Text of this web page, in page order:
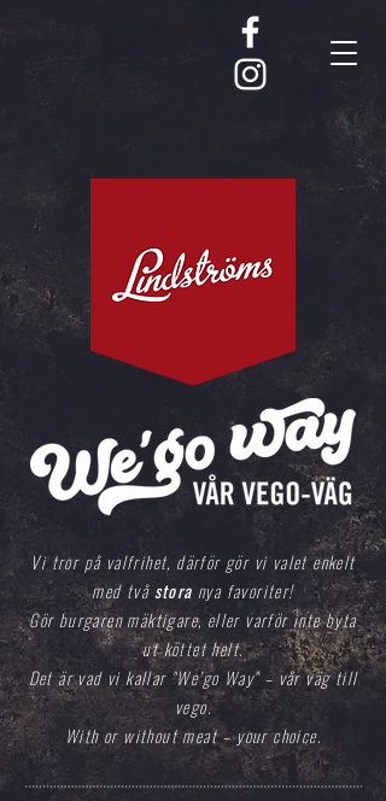
Vi tror på valfrihet, därför gör vi valet enkelt
med tvåstora nya favoriter!
Gör burgaren mäktigare, eller varför inte byta
ut köttet helt.
Det är vad vi kallar "We’go Way" – vår väg till
vego.
With or without meat – your choice.